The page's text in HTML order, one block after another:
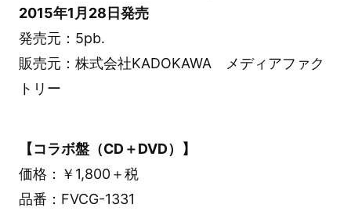
2015年1月28日発売
発売元：5pb.
販売元：株式会社KADOKAWA メディアファク
トリー
【コラボ盤（CD＋DVD）】
価格：￥1,800＋税
品番：FVCG-1331